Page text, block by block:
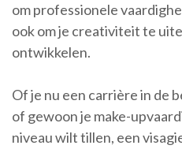
om professionele
ook om je creativiteit te
ontwikkelen.
Of je nu een carrière in de
of gewoon je make-
niveau wilt tillen, een